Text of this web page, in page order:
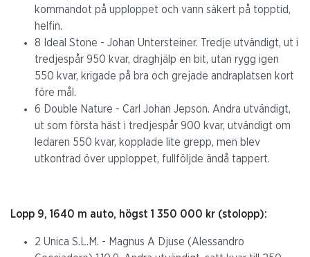
kommandot på upploppet och vann säkert på topptid,
helfin.
8 Ideal Stone - Johan Untersteiner. Tredje utvändigt, ut i
tredjespår 950 kvar, draghjälp en bit, utan rygg igen
550 kvar, krigade på bra och grejade andraplatsen kort
före mål.
6 Double Nature - Carl Johan Jepson. Andra utvändigt,
ut som första häst i tredjespår 900 kvar, utvändigt om
ledaren 550 kvar, kopplade lite grepp, men blev
utkontrad över upploppet, fullföljde ändå tappert.
Lopp 9, 1640 m auto, högst 1 350 000 kr (stolopp):
2 Unica S.L.M. - Magnus A Djuse (Alessandro